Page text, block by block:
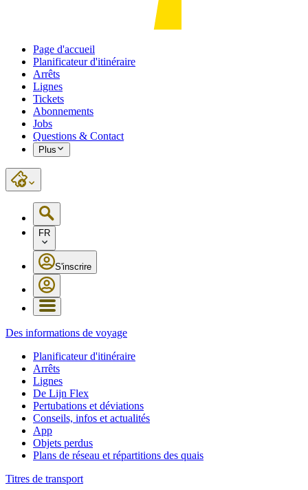
Page d'accueil
Planificateur d'itinéraire
Arrêts
Lignes
Tickets
Abonnements
Jobs
Questions & Contact
Plus
FR
S'inscrire
Des informations de voyage
Planificateur d'itinéraire
Arrêts
Lignes
De Lijn Flex
Pertubations et déviations
Conseils, infos et actualités
App
Objets perdus
Plans de réseau et répartitions des quais
Titres de transport